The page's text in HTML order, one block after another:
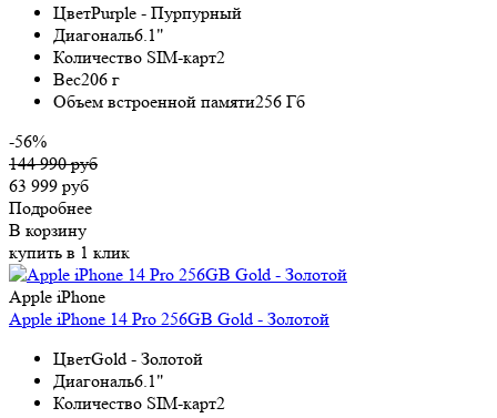
ЦветPurple - Пурпурный
Диагональ6.1"
Количество SIM-карт2
Вес206 г
Объем встроенной памяти256 Гб
-56%
144 990 руб
63 999 руб
Подробнее
В корзину
купить в 1 клик
Apple iPhone
Apple iPhone 14 Pro 256GB Gold - Золотой
ЦветGold - Золотой
Диагональ6.1"
Количество SIM-карт2